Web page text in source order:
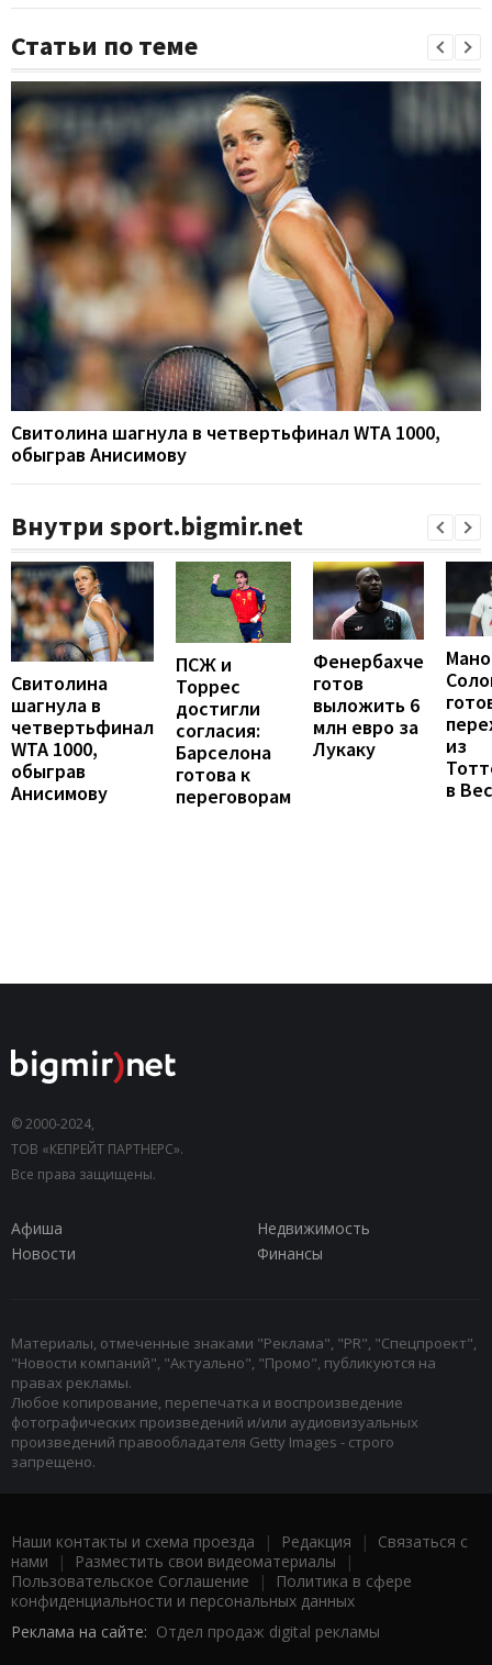
Статьи по теме
Свитолина шагнула в четвертьфинал WTA 1000,
обыграв Анисимову
Внутри sport.bigmir.net
Свитолина
шагнула в
четвертьфинал
WTA 1000,
обыграв
Анисимову
ПСЖ и
Торрес
достигли
согласия:
Барселона
готова к
переговорам
Фенербахче
готов
выложить 6
млн евро за
Лукаку
из
в
© 2000-2024,
ТОВ «КЕПРЕЙТ ПАРТНЕРС».
Все права защищены.
Афиша
Недвижимость
Новости
Финансы
Материалы, отмеченные знаками "Реклама", "PR", "Спецпроект",
"Новости компаний", "Актуально", "Промо", публикуются на
правах рекламы.
Любое копирование, перепечатка и воспроизведение
фотографических произведений и/или аудиовизуальных
произведений правообладателя Getty Images - строго
запрещено.
Наши контакты и схема проезда | Редакция | Связаться с
нами | Разместить свои видеоматериалы |
Пользовательское Соглашение |
Политика в сфере
конфиденциальности и персональных данных
Реклама на сайте: Отдел продаж digital рекламы